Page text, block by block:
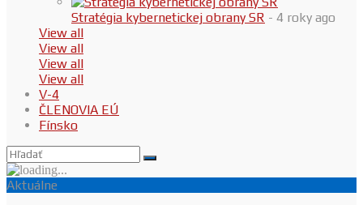
Stratégia kybernetickej obrany SR - 4 roky ago
View all
View all
View all
View all
V-4
ČLENOVIA EÚ
Fínsko
Aktuálne